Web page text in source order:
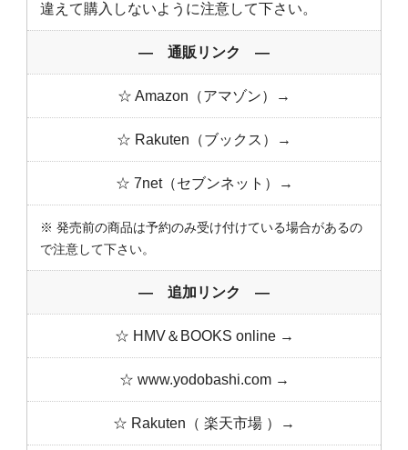
違えて購入しないように注意して下さい。
― 通販リンク ―
☆ Amazon（アマゾン）→
☆ Rakuten（ブックス）→
☆ 7net（セブンネット）→
※ 発売前の商品は予約のみ受け付けている場合があるの
で注意して下さい。
― 追加リンク ―
☆ HMV＆BOOKS online →
☆ www.yodobashi.com →
☆ Rakuten（ 楽天市場 ）→